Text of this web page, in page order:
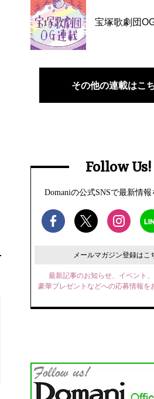
宝塚歌劇団
その他の連載はこ
Follow Us!
Domaniの公式SNSで最新情報
メールマガジン登録はこ
最新記事のお知らせ、イベント、
豪華プレゼントなどへの応募情報を